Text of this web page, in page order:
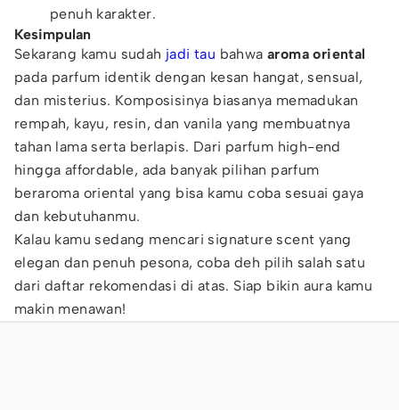
penuh karakter.
Kesimpulan
Sekarang kamu sudah jadi tau bahwaaroma oriental
pada parfum identik dengan kesan hangat, sensual,
dan misterius. Komposisinya biasanya memadukan
rempah, kayu, resin, dan vanila yang membuatnya
tahan lama serta berlapis. Dari parfum high-end
hingga affordable, ada banyak pilihan parfum
beraroma oriental yang bisa kamu coba sesuai gaya
dan kebutuhanmu.
Kalau kamu sedang mencari signature scent yang
elegan dan penuh pesona, coba deh pilih salah satu
dari daftar rekomendasi di atas. Siap bikin aura kamu
makin menawan!